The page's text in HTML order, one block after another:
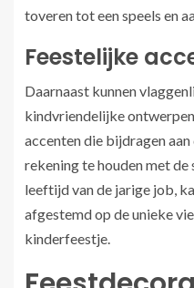
toveren tot een speels en
Feestelijke
Daarnaast kunnen
kindvriendelijke
accenten die bijdragen
rekening te houden met
leeftijd van de jarige job,
afgestemd op de unieke
kinderfeestje.